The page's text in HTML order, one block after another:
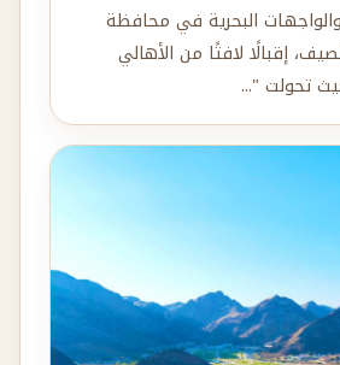
البحرية في محافظة
إقبالًا لافتًا من الأهالي
تحولت "...